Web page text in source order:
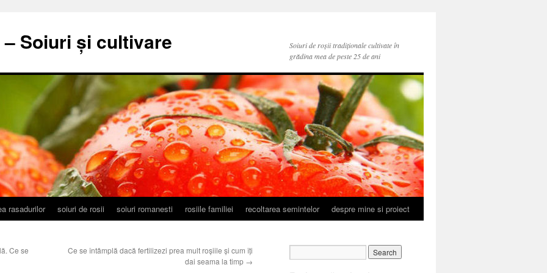
Soiuri și cultivare
Soiuri de roșii tradiționale cultivate în
grădina mea de peste 25 de ani
rasadurilor soiuri de rosii soiuri romanesti rosiile familiei recoltarea semintelor despre mine si proiect
Ce se
Ce se întâmplă dacă fertilizezi prea mult roșiile și cum îți
dai seama la timp →